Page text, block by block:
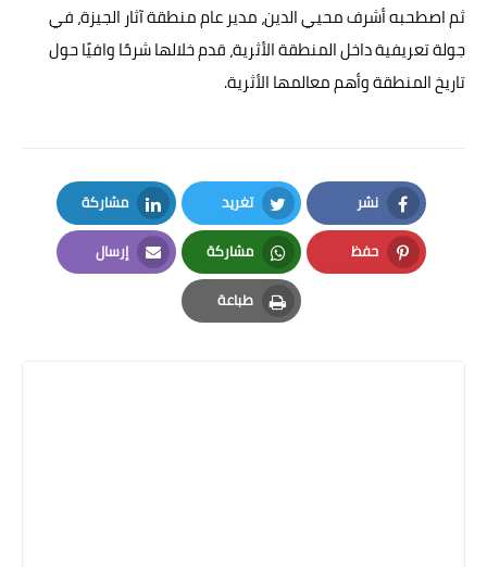
ثم اصطحبه أشرف محيي الدين، مدير عام منطقة آثار الجيزة، في
جولة تعريفية داخل المنطقة الأثرية، قدم خلالها شرحًا وافيًا حول
تاريخ المنطقة وأهم معالمها الأثرية.
نشر
Facebook
تغريد
Twitter
مشاركة
LinkedIn
حفظ
Pinterest
مشاركة
Whatsapp
إرسال
Email
طباعة
Print